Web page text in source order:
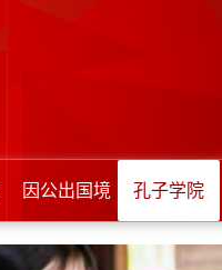
因公出国境 孔子学院